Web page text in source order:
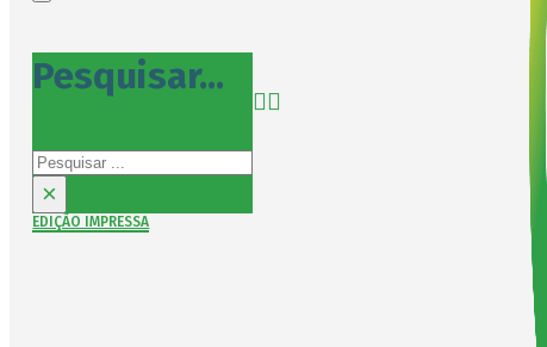
Pesquisar...
Pesquisar
×
EDIÇÃO IMPRESSA